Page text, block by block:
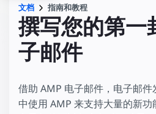
文档 指南和教程
撰写您的第一
子邮件
借助 AMP 电子邮件，电子邮
中使用 AMP 来支持大量的新